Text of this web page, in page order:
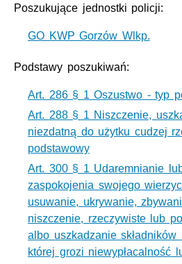
Poszukujące jednostki policji:
GO KWP Gorzów Wlkp.
Podstawy poszukiwań:
Art. 286 § 1 Oszustwo - typ
Art. 288 § 1 Niszczenie,
niezdatną do użytku cudzej
podstawowy
Art. 300 § 1 Udaremnianie
zaspokojenia swojego
usuwanie, ukrywanie,
niszczenie, rzeczywiste lub
albo uszkadzanie
której grozi niewypłacalność